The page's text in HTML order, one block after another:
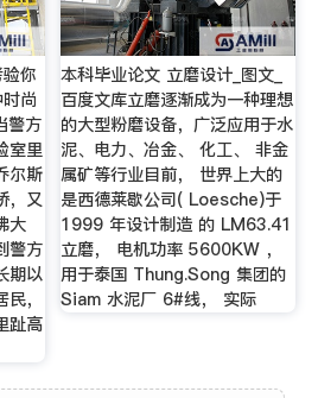
你
尚
警方
室里
尔斯
，又
大
警方
期以
，
趾高
本科毕业论文 立磨设计_图文_
百度文库立磨逐渐成为一种理想
的大型粉磨设备，广泛应用于水
泥、电力、冶金、 化工、 非金
属矿等行业目前， 世界上大的
是西德莱歇公司( Loesche)于
1999 年设计制造 的 LM63.41
立磨， 电机功率 5600KW ，
用于泰国 Thung.Song 集团的
Siam 水泥厂 6#线， 实际